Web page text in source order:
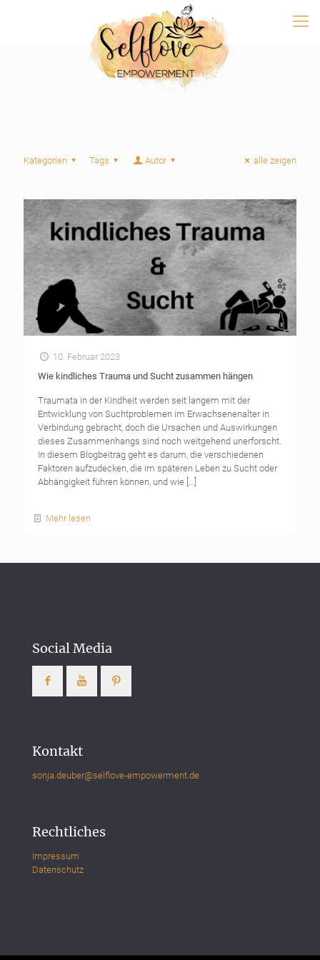
Kategorien Tags Autor alle zeigen
10. Februar 2023
Wie kindliches Trauma und Sucht zusammen hängen
Traumata in der Kindheit werden seit langem mit der
Entwicklung von Suchtproblemen im Erwachsenenalter in
Verbindung gebracht, doch die Ursachen und Auswirkungen
dieses Zusammenhangs sind noch weitgehend unerforscht.
In diesem Blogbeitrag geht es darum, die verschiedenen
Faktoren aufzudecken, die im späteren Leben zu Sucht oder
Abhängigkeit führen können, und wie […]
Social Media
Kontakt
sonja.deuber@selflove-empowerment.de
Rechtliches
Impressum
Datenschutz